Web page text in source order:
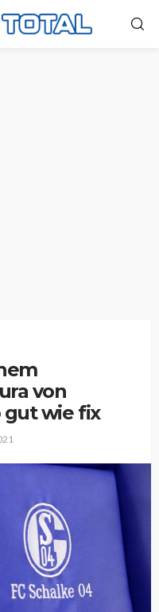
von
gut wie fix